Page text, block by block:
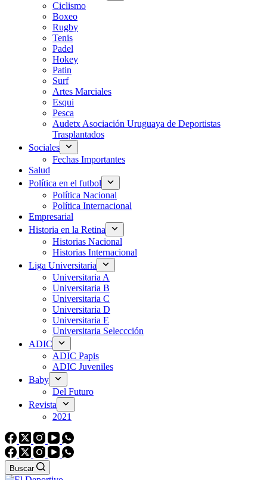
Ciclismo
Boxeo
Rugby
Tenis
Padel
Hokey
Patin
Surf
Artes Marciales
Esqui
Pesca
Audetx Asociación Uruguaya de Deportistas
Trasplantados
Sociales
Fechas Importantes
Salud
Política en el futbol
Política Nacional
Política Internacional
Empresarial
Historia en la Retina
Historias Nacional
Historias Internacional
Liga Universitaria
Universitaria A
Universitaria B
Universitaria C
Universitaria D
Universitaria E
Universitaria Seleccción
ADIC
ADIC Papis
ADIC Juveniles
Baby
Del Futuro
Revista
2021
Buscar